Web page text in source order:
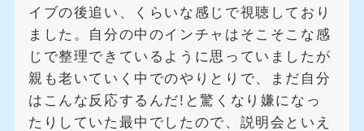
イブの後追い、くらいな感じで視聴しており
ました。自分の中のインチャはそこそこな感
じで整理できているように思っていましたが
親も老いていく中でのやりとりで、まだ自分
はこんな反応するんだ!と驚くなり嫌になっ
たりしていた最中でしたので、説明会といえ